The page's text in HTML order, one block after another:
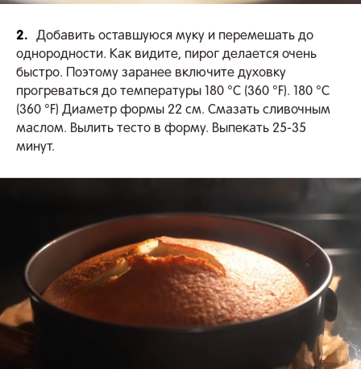
2.
Добавить оставшуюся муку и перемешать до
однородности. Как видите, пирог делается очень
быстро. Поэтому заранее включите духовку
прогреваться до температуры 180 °C (360 °F). 180 °C
(360 °F) Диаметр формы 22 см. Смазать сливочным
маслом. Вылить тесто в форму. Выпекать 25-35
минут.